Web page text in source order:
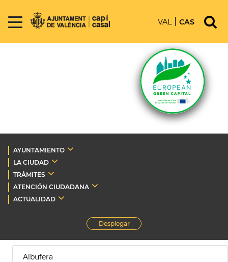
VAL CAS
AYUNTAMIENTO
LA CIUDAD
TRÁMITES
ATENCIÓN CIUDADANA
ACTUALIDAD
Desplegar
Albufera